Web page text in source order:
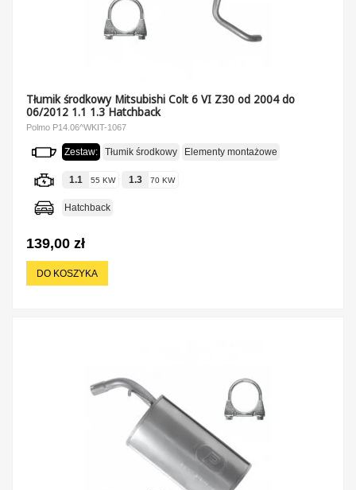
Tłumik środkowy Mitsubishi Colt 6 VI Z30 od 2004 do
06/2012 1.1 1.3 Hatchback
Polmo P14.06^WKIT-1067
Zestaw: Tłumik środkowy Elementy montażowe
1.1 55 KW 1.3 70 KW
Hatchback
139,00 zł
DO KOSZYKA